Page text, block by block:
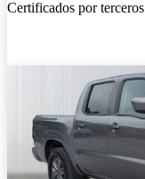
Certificados por terceros